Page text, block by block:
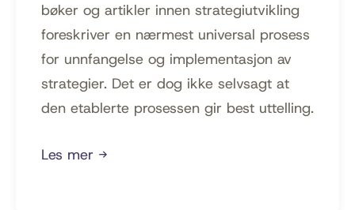
bøker og artikler innen strategiutvikling
foreskriver en nærmest universal prosess
for unnfangelse og implementasjon av
strategier. Det er dog ikke selvsagt at
den etablerte prosessen gir best uttelling.
Les mer →